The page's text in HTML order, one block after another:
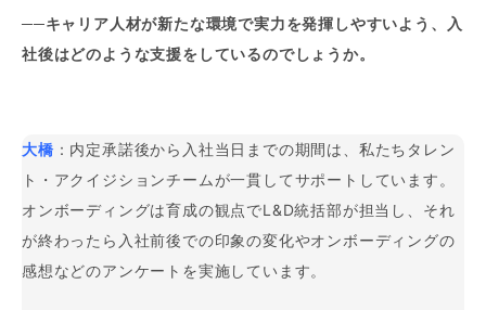
──キャリア人材が新たな環境で実力を発揮しやすいよう、入
社後はどのような支援をしているのでしょうか。
大橋 ：内定承諾後から入社当日までの期間は、私たちタレン
ト・アクイジションチームが一貫してサポートしています。
オンボーディングは育成の観点でL&D統括部が担当し、それ
が終わったら入社前後での印象の変化やオンボーディングの
感想などのアンケートを実施しています。